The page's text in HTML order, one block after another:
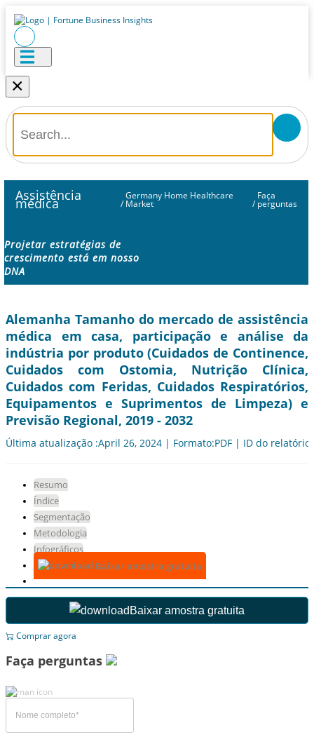
×
Assistência
médica /
Germany Home Healthcare
Market /
Faça
perguntas
Projetar estratégias de
crescimento está em nosso
DNA
Alemanha Tamanho do mercado de assistência
médica em casa, participação e análise da
indústria por produto (Cuidados de Continence,
Cuidados com Ostomia, Nutrição Clínica,
Cuidados com Feridas, Cuidados Respiratórios,
Equipamentos e Suprimentos de Limpeza) e
Previsão Regional, 2019 - 2032
Última atualização :April 26, 2024 | Formato:PDF | ID do
Resumo
Índice
Segmentação
Metodologia
Infográficos
Baixar amostra gratuita
Baixar amostra gratuita
Comprar agora
Faça perguntas